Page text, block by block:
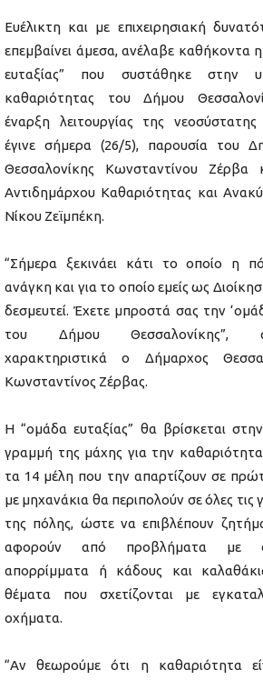
Ευέλικτη και με επιχειρησιακή
επεμβαίνει άμεσα, ανέλαβε καθήκοντα
ευταξίας” που συστάθηκε στην
καθαριότητας του Δήμου
έναρξη λειτουργίας της
έγινε σήμερα (26/5), παρουσία του
Θεσσαλονίκης Κωνσταντίνου Ζέρβα
Αντιδημάρχου Καθαριότητας και
Νίκου Ζεϊμπέκη.
“Σήμερα ξεκινάει κάτι το οποίο η
ανάγκη και για το οποίο εμείς ως
δεσμευτεί. Έχετε μπροστά σας την
του Δήμου Θεσσαλονίκης”,
χαρακτηριστικά ο Δήμαρχος
Κωνσταντίνος Ζέρβας.
Η “ομάδα ευταξίας” θα βρίσκεται
γραμμή της μάχης για την
τα 14 μέλη που την απαρτίζουν σε
με μηχανάκια θα περιπολούν σε όλες τις
της πόλης, ώστε να επιβλέπουν
αφορούν από προβλήματα με
απορρίμματα ή κάδους και
θέματα που σχετίζονται με
οχήματα.
“Αν θεωρούμε ότι η καθαριότητα